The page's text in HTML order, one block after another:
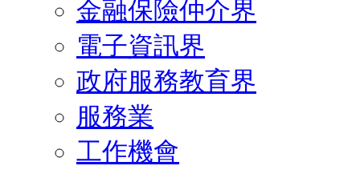
金融保險仲介界
電子資訊界
政府服務教育界
服務業
工作機會